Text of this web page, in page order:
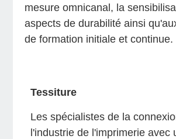
mesure omnicanal, la
aspects de durabilité ainsi
de formation initiale et continue.
Tessiture
Les spécialistes de la
l'industrie de l'imprimerie avec